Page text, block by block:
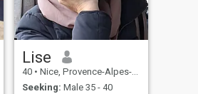
Lise
40 • Nice, Provence-Alpes-Côte d'Azur, France
Seeking: Male 35 - 40